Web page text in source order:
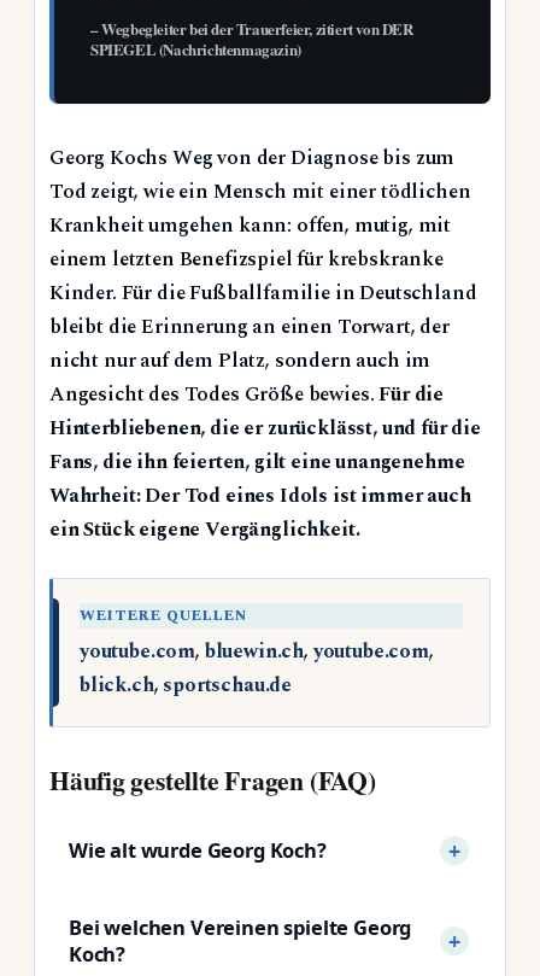
– Wegbegleiter bei der Trauerfeier, zitiert von DER
SPIEGEL (Nachrichtenmagazin)
Georg Kochs Weg von der Diagnose bis zum
Tod zeigt, wie ein Mensch mit einer tödlichen
Krankheit umgehen kann: offen, mutig, mit
einem letzten Benefizspiel für krebskranke
Kinder. Für die Fußballfamilie in Deutschland
bleibt die Erinnerung an einen Torwart, der
nicht nur auf dem Platz, sondern auch im
Angesicht des Todes Größe bewies.Für die
Hinterbliebenen, die er zurücklässt, und für die
Fans, die ihn feierten, gilt eine unangenehme
Wahrheit: Der Tod eines Idols ist immer auch
ein Stück eigene Vergänglichkeit.
WEITERE QUELLEN
youtube.com, bluewin.ch,youtube.com,
blick.ch, sportschau.de
Häufig gestellte Fragen (FAQ)
Wie alt wurde Georg Koch?
Bei welchen Vereinen spielte Georg
Koch?